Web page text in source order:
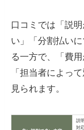
口コミでは「説
い」「分割払い
る一方で、「費
「担当者によっ
見られます。
説
対